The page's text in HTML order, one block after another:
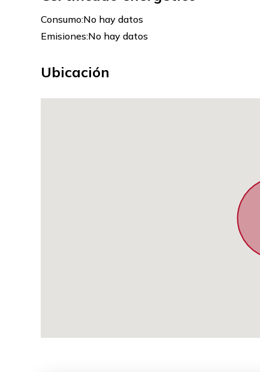
Consumo:No hay datos
Emisiones:No hay datos
Ubicación